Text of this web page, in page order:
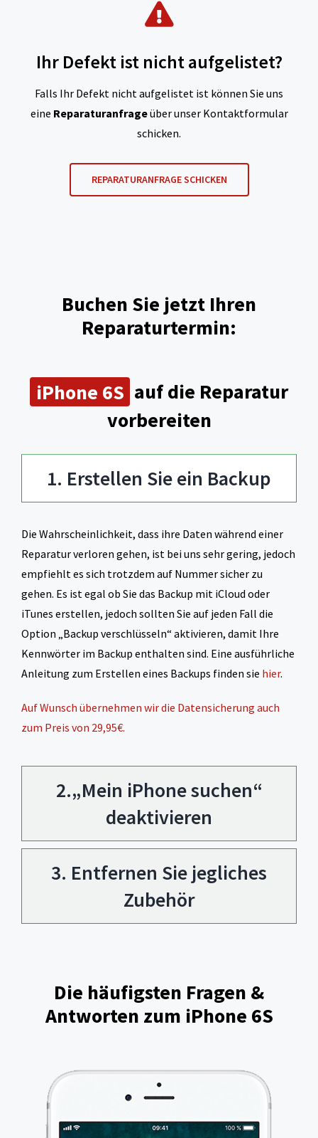
Ihr Defekt ist nicht aufgelistet?
Falls Ihr Defekt nicht aufgelistet ist können Sie uns
eine Reparaturanfrageüber unser Kontaktformular
schicken.
REPARATURANFRAGE SCHICKEN
Buchen Sie jetzt Ihren
Reparaturtermin:
iPhone 6S auf die Reparatur
vorbereiten
1. Erstellen Sie ein Backup
Die Wahrscheinlichkeit, dass ihre Daten während einer
Reparatur verloren gehen, ist bei uns sehr gering, jedoch
empfiehlt es sich trotzdem auf Nummer sicher zu
gehen. Es ist egal ob Sie das Backup mit iCloud oder
iTunes erstellen, jedoch sollten Sie auf jeden Fall die
Option „Backup verschlüsseln“ aktivieren, damit Ihre
Kennwörter im Backup enthalten sind. Eine ausführliche
Anleitung zum Erstellen eines Backups finden sie hier.
Auf Wunsch übernehmen wir die Datensicherung auch
zum Preis von 29,95€.
2.„Mein iPhone suchen“
deaktivieren
3. Entfernen Sie jegliches
Zubehör
Die häufigsten Fragen &
Antworten zum iPhone 6S